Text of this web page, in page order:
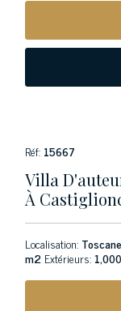
Réf: 15667
Villa
À
Localisation:
m2 Extérieurs: